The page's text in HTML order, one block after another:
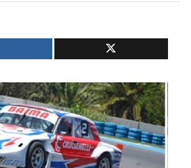
or
other
works.
admin